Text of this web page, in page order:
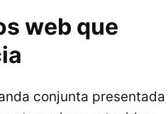
web que
conjunta presentada